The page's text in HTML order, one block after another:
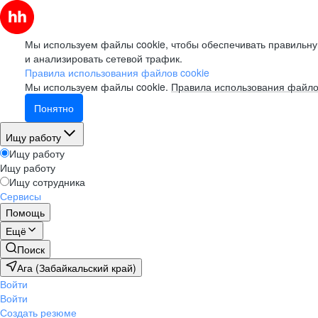
Мы используем файлы cookie, чтобы обеспечивать
и анализировать сетевой трафик.
Правила использования файлов cookie
Мы используем файлы cookie. Правила использования
Понятно
Ищу работу
Ищу работу
Ищу работу
Ищу сотрудника
Сервисы
Помощь
Ещё
Поиск
Ага (Забайкальский край)
Войти
Войти
Создать резюме